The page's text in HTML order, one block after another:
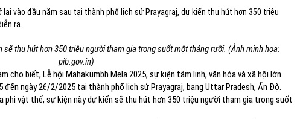
lại vào đầu năm sau tại thành phố lịch sử Prayagraj, dự kiến thu hút hơn 350 triệu
ra.
thu hút hơn 350 triệu người tham gia trong suốt một tháng rưỡi. (Ảnh minh họa:
pib.gov.in)
cho biết, Lễ hội Mahakumbh Mela 2025, sự kiện tâm linh, văn hóa và xã hội lớn
ngày 26/2/2025 tại thành phố lịch sử Prayagraj, bang Uttar Pradesh, Ấn Độ.
phi vật thể, sự kiện này dự kiến sẽ thu hút hơn 350 triệu người tham gia trong suốt